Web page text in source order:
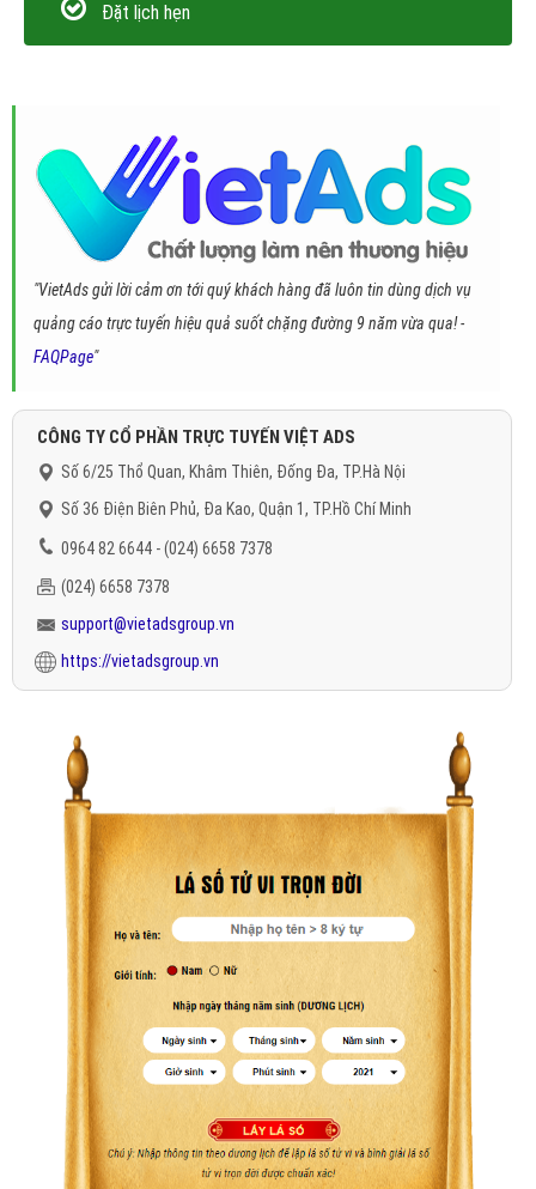
Đặt lịch hẹn
"VietAds gửi lời cảm ơn tới quý khách hàng đã luôn tin dùng dịch vụ
quảng cáo trực tuyến hiệu quả suốt chặng đường 9 năm vừa qua! -
FAQPage"
CÔNG TY CỔ PHẦN TRỰC TUYẾN VIỆT ADS
Số 6/25 Thổ Quan, Khâm Thiên, Đống Đa, TP.Hà Nội
Số 36 Điện Biên Phủ, Đa Kao, Quận 1, TP.Hồ Chí Minh
0964 82 6644 - (024) 6658 7378
(024) 6658 7378
support@vietadsgroup.vn
https://vietadsgroup.vn